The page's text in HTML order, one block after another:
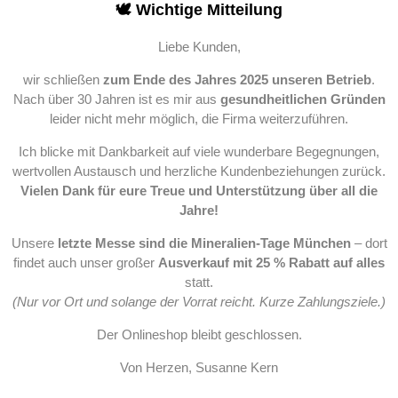
🕊️ Wichtige Mitteilung
Liebe Kunden,
wir schließen zum Ende des Jahres 2025 unseren Betrieb.
Nach über 30 Jahren ist es mir aus gesundheitlichen Gründen
leider nicht mehr möglich, die Firma weiterzuführen.
Ich blicke mit Dankbarkeit auf viele wunderbare Begegnungen,
wertvollen Austausch und herzliche Kundenbeziehungen zurück.
Vielen Dank für eure Treue und Unterstützung über all die
Jahre!
Unsere letzte Messe sind die Mineralien-Tage München– dort
findet auch unser großer Ausverkauf mit 25 % Rabatt auf alles
statt.
(Nur vor Ort und solange der Vorrat reicht. Kurze Zahlungsziele.)
Der Onlineshop bleibt geschlossen.
Von Herzen, Susanne Kern